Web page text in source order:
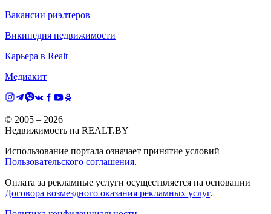
Вакансии риэлтеров
Википедия недвижимости
Карьера в Realt
Медиакит
© 2005 – 2026
Недвижимость на REALT.BY
Использование портала означает принятие условий
Пользовательского соглашения.
Оплата за рекламные услуги осуществляется на основании
Договора возмездного оказания рекламных услуг.